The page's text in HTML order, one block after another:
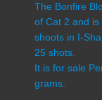
The Bonfire
of Cat 2 and
shoots in I-
25 shots.
It is for sale
grams.